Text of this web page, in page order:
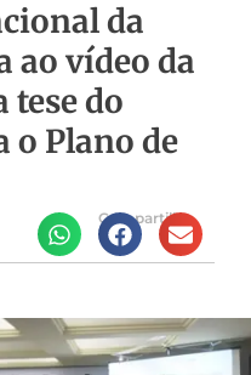
da
ao vídeo da
tese do
o Plano de
Compartilhe